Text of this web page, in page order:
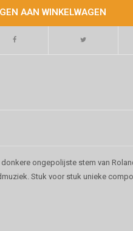
AAN WINKELWAGEN
ongepolijste stem van
Stuk voor stuk unieke